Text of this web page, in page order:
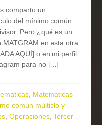
comparto un
del mínimo común
Pero ¿qué es un
MATGRAM en esta otra
AQUÍ] o en mi perfil
para no […]
, Matemáticas
común múltiplo y
,Operaciones,Tercer